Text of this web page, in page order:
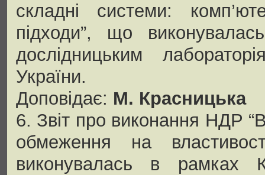
складні системи:
підходи”, що
дослідницьким
України.
Доповідає: М. Красницька
6. Звіт про виконання НДР
обмеження на
виконувалась в рамках